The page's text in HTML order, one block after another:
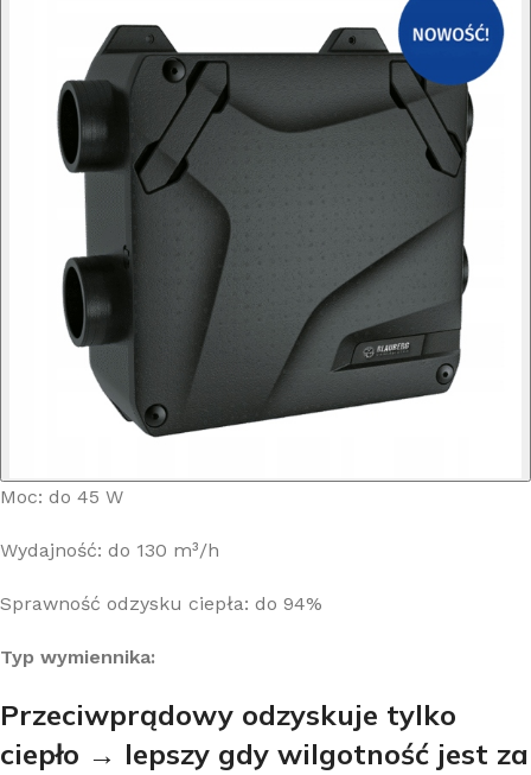
Moc: do 45 W
Wydajność: do 130 m³/h
Sprawność odzysku ciepła: do 94%
Typ wymiennika:
Przeciwprądowy odzyskuje tylko
ciepło → lepszy gdy wilgotność jest za